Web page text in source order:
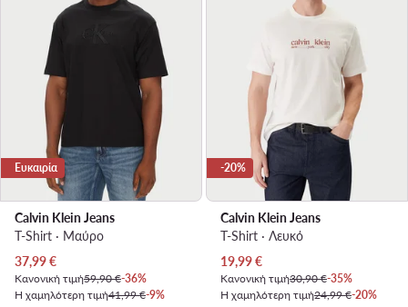
Ευκαιρία
Calvin Klein Jeans
T-Shirt · Μαύρο
Τρέχουσα τιμή
37,99€
Κανονική τιμή59,90 €-36%
Η χαμηλότερη τιμή41,99 €-9%
-20%
Calvin Klein Jeans
T-Shirt · Λευκό
Τρέχουσα τιμή
19,99€
Κανονική τιμή30,90 €-35%
Η χαμηλότερη τιμή24,99 €-20%